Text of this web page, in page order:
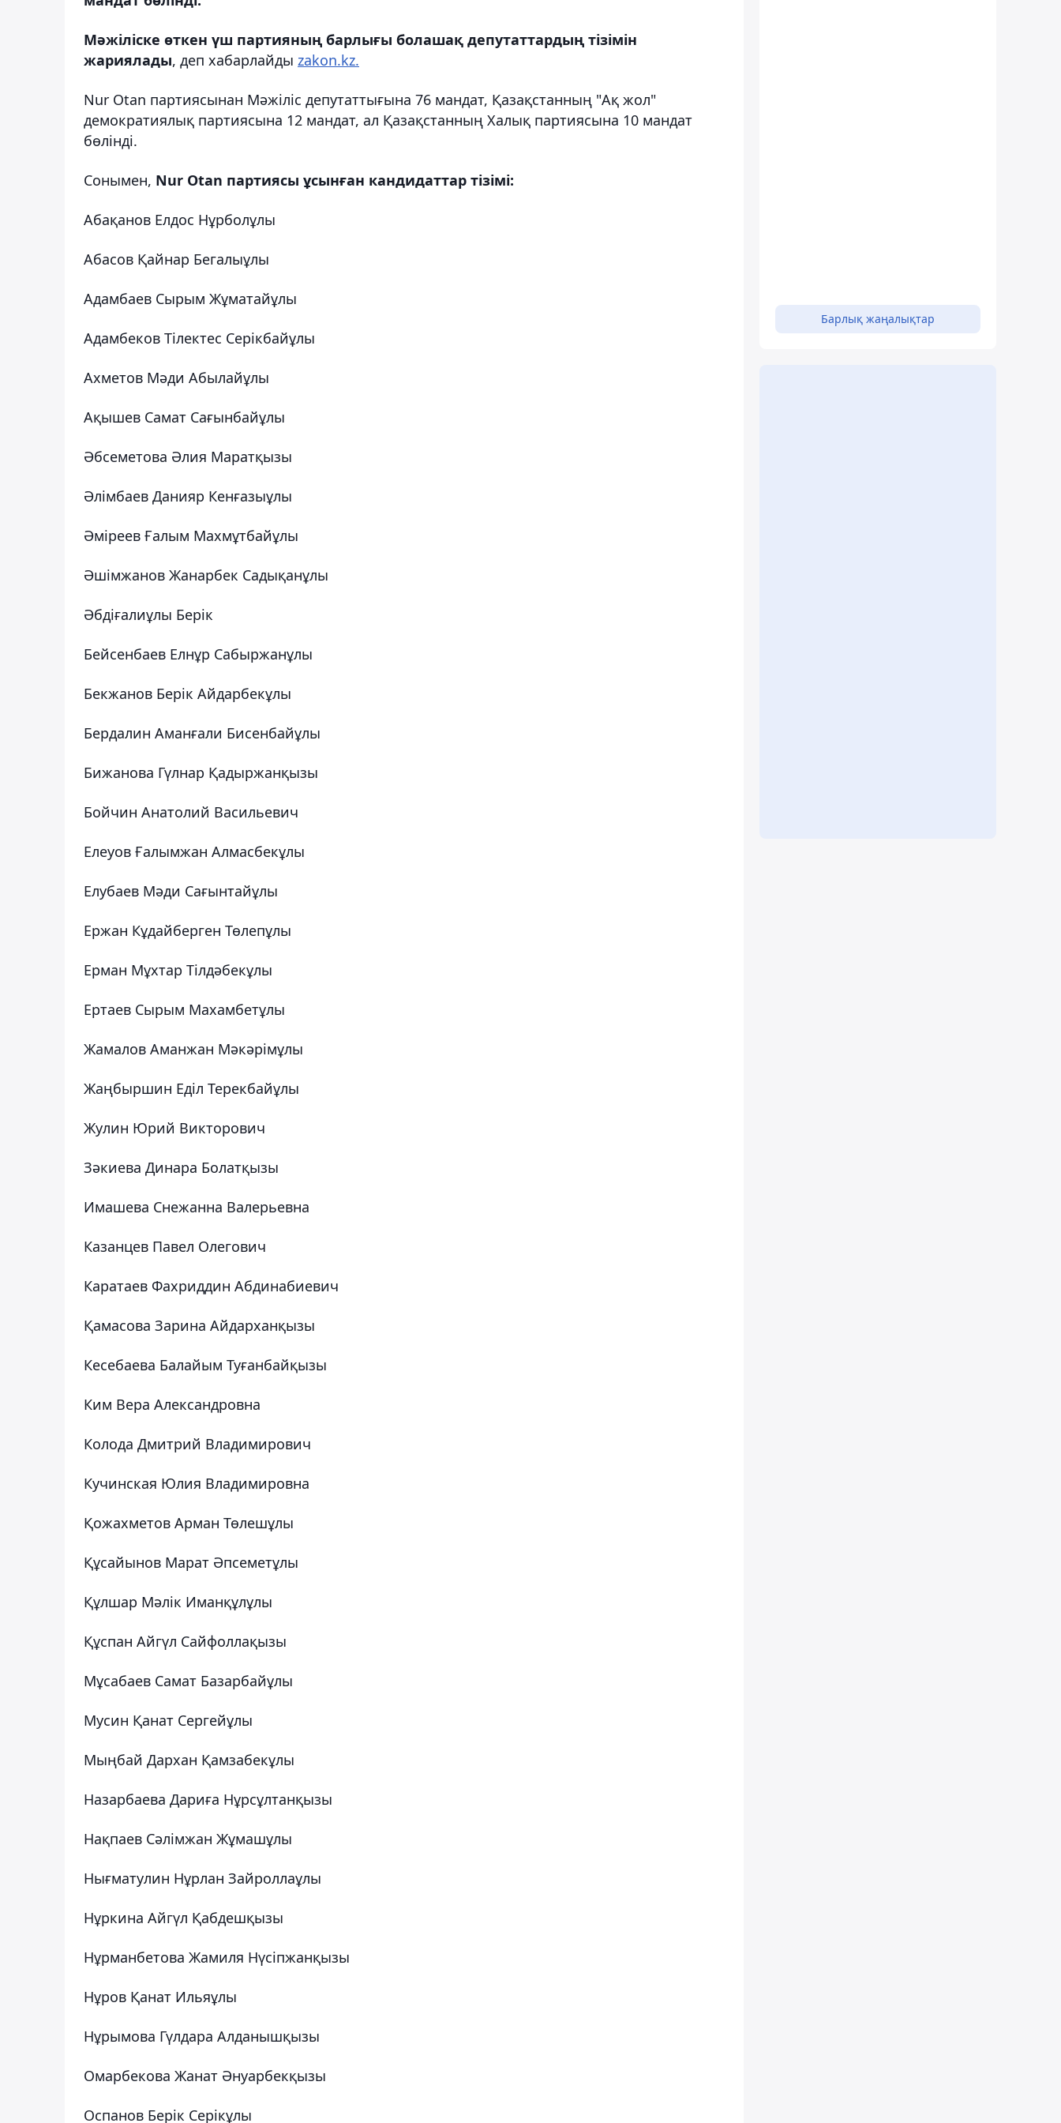
Мәжіліске өткен үш партияның барлығы болашақ депутаттардың тізімін
жариялады, деп хабарлайды zakon.kz.
Nur Otan партиясынан Мәжіліс депутаттығына 76 мандат, Қазақстанның "Aқ жол"
демократиялық партиясына 12 мандат, ал Қазақстанның Халық партиясына 10 мандат
бөлінді.
Сонымен, Nur Otan партиясы ұсынған кандидаттар тізімі:
Абақанов Елдос Нұрболұлы
Абасов Қайнар Бегалыұлы
Адамбаев Сырым Жұматайұлы
Адамбеков Тілектес Серікбайұлы
Ахметов Мәди Абылайұлы
Ақышев Самат Сағынбайұлы
Әбсеметова Әлия Маратқызы
Әлімбаев Данияр Кенғазыұлы
Әміреев Ғалым Махмұтбайұлы
Әшімжанов Жанарбек Садықанұлы
Әбдіғалиұлы Берік
Бейсенбаев Елнұр Сабыржанұлы
Бекжанов Берік Айдарбекұлы
Бердалин Аманғали Бисенбайұлы
Бижанова Гүлнар Қадыржанқызы
Бойчин Анатолий Васильевич
Елеуов Ғалымжан Алмасбекұлы
Елубаев Мәди Сағынтайұлы
Ержан Кұдайберген Төлепұлы
Ерман Мұхтар Тілдәбекұлы
Ертаев Сырым Махамбетұлы
Жамалов Аманжан Мәкәрімұлы
Жаңбыршин Еділ Терекбайұлы
Жулин Юрий Викторович
Зәкиева Динара Болатқызы
Имашева Снежанна Валерьевна
Казанцев Павел Олегович
Каратаев Фахриддин Абдинабиевич
Қамасова Зарина Айдарханқызы
Кесебаева Балайым Туғанбайқызы
Ким Вера Александровна
Колода Дмитрий Владимирович
Кучинская Юлия Владимировна
Қожахметов Арман Төлешұлы
Құсайынов Марат Әпсеметұлы
Құлшар Мәлік Иманқұлұлы
Құспан Айгүл Сайфоллақызы
Мұсабаев Самат Базарбайұлы
Мусин Қанат Сергейұлы
Мыңбай Дархан Қамзабекұлы
Назарбаева Дариға Нұрсұлтанқызы
Нақпаев Сәлімжан Жұмашұлы
Нығматулин Нұрлан Зайроллаұлы
Нұркина Айгүл Қабдешқызы
Нұрманбетова Жамиля Нүсіпжанқызы
Нұров Қанат Ильяұлы
Нұрымова Гүлдара Алданышқызы
Омарбекова Жанат Әнуарбекқызы
Оспанов Берік Серікұлы
Барлық жаңалықтар